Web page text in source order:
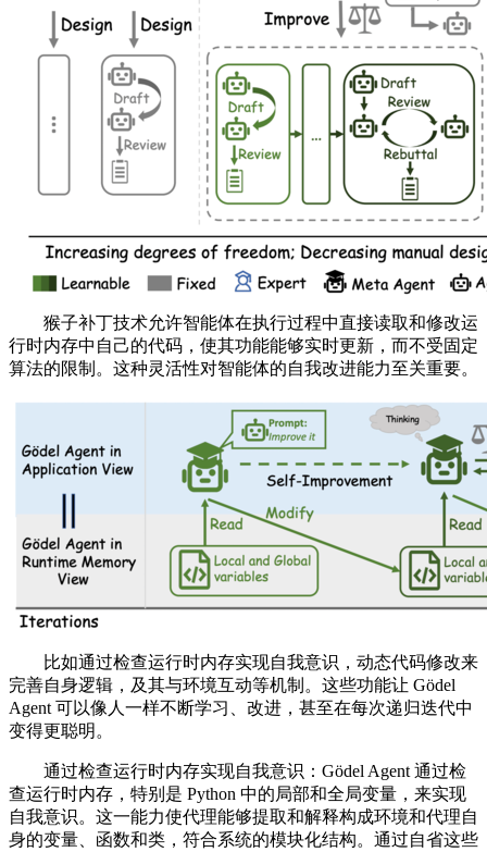
猴子补丁技术允许智能体在执行过程中直接读取和修改运
行时内存中自己的代码，使其功能能够实时更新，而不受固定
算法的限制。这种灵活性对智能体的自我改进能力至关重要。
比如通过检查运行时内存实现自我意识，动态代码修改来
完善自身逻辑，及其与环境互动等机制。这些功能让 Gödel
Agent 可以像人一样不断学习、改进，甚至在每次递归迭代中
变得更聪明。
通过检查运行时内存实现自我意识：Gödel Agent 通过检
查运行时内存，特别是 Python 中的局部和全局变量，来实现
自我意识。这一能力使代理能够提取和解释构成环境和代理自
身的变量、函数和类，符合系统的模块化结构。通过自省这些